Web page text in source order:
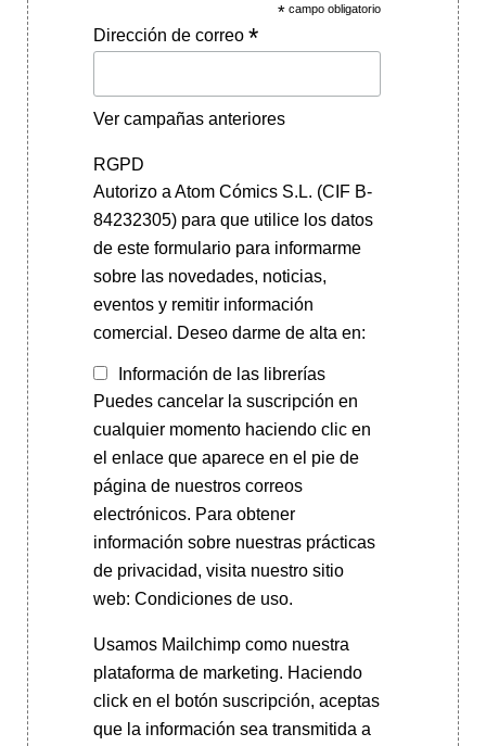
* campo obligatorio
Dirección de correo *
Ver campañas anteriores
RGPD
Autorizo a Atom Cómics S.L. (CIF B-
84232305) para que utilice los datos
de este formulario para informarme
sobre las novedades, noticias,
eventos y remitir información
comercial. Deseo darme de alta en:
Información de las librerías
Puedes cancelar la suscripción en
cualquier momento haciendo clic en
el enlace que aparece en el pie de
página de nuestros correos
electrónicos. Para obtener
información sobre nuestras prácticas
de privacidad, visita nuestro sitio
web: Condiciones de uso.
Usamos Mailchimp como nuestra
plataforma de marketing. Haciendo
click en el botón suscripción, aceptas
que la información sea transmitida a